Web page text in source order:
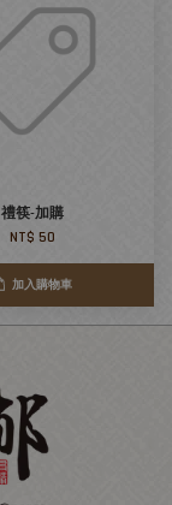
禮筷-加購
NT$ 50
加入購物車